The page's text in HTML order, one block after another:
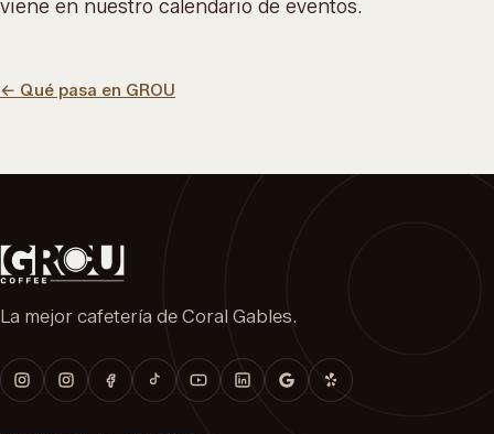
viene en nuestro calendario de eventos.
← Qué pasa en GROU
La mejor cafetería de Coral Gables.